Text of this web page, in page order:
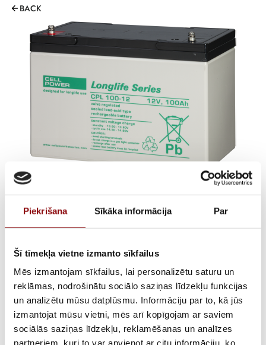
Piekrišana Sīkāka informācija Par
Šī tīmekļa vietne izmanto sīkfailus
Mēs izmantojam sīkfailus, lai personalizētu saturu un
reklāmas, nodrošinātu sociālo saziņas līdzekļu funkcijas
un analizētu mūsu datplūsmu. Informāciju par to, kā jūs
izmantojat mūsu vietni, mēs arī kopīgojam ar saviem
sociālās saziņas līdzekļu, reklamēšanas un analīzes
partneriem, kuri to var apvienot ar citu informāciju, ko
BACK
Cellpower CPL 100-12
12V 100Ah
€233,07
Incl. VAT
AVAILABILITY Available on backorder
SKU 15131015
MANUFACTURER CODE CPL 100-12